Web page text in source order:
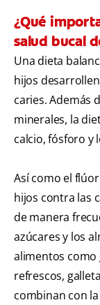
¿Qué
salud bucal
Una dieta
hijos
caries. Además
minerales, la
calcio, fósforo y
Así como el
hijos contra las
de manera
azúcares y los
alimentos como
refrescos,
combinan con